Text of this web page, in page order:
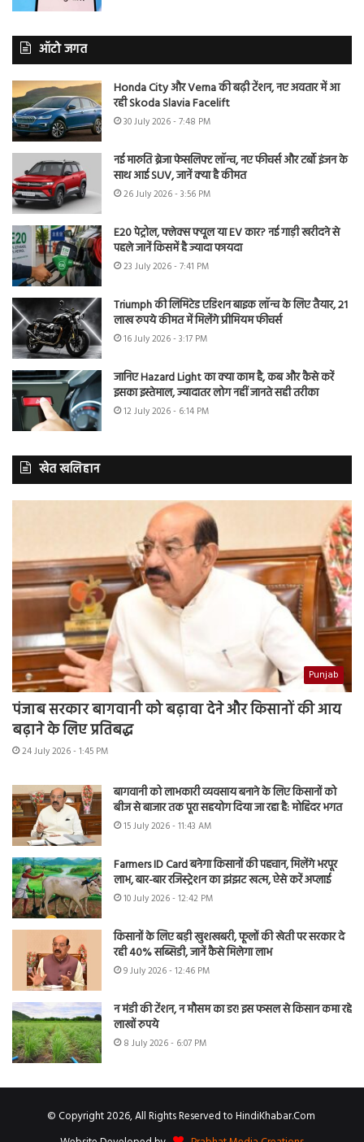
ऑटो जगत
Honda City और Verna की बढ़ी टेंशन, नए अवतार में आ
रही Skoda Slavia Facelift
30 July 2026 - 7:48 PM
नई मारुति ब्रेजा फेसलिफ्ट लॉन्च, नए फीचर्स और टर्बो इंजन के
साथ आई SUV, जानें क्या है कीमत
26 July 2026 - 3:56 PM
E20 पेट्रोल, फ्लेक्स फ्यूल या EV कार? नई गाड़ी खरीदने से
पहले जानें किसमें है ज्यादा फायदा
23 July 2026 - 7:41 PM
Triumph की लिमिटेड एडिशन बाइक लॉन्च के लिए तैयार, 21
लाख रुपये कीमत में मिलेंगे प्रीमियम फीचर्स
16 July 2026 - 3:17 PM
जानिए Hazard Light का क्या काम है, कब और कैसे करें
इसका इस्तेमाल, ज्यादातर लोग नहीं जानते सही तरीका
12 July 2026 - 6:14 PM
खेत खलिहान
Punjab
पंजाब सरकार बागवानी को बढ़ावा देने और किसानों की आय
बढ़ाने के लिए प्रतिबद्ध
24 July 2026 - 1:45 PM
बागवानी को लाभकारी व्यवसाय बनाने के लिए किसानों को
बीज से बाजार तक पूरा सहयोग दिया जा रहा है: मोहिंदर भगत
15 July 2026 - 11:43 AM
Farmers ID Card बनेगा किसानों की पहचान, मिलेंगे भरपूर
लाभ, बार-बार रजिस्ट्रेशन का झंझट खत्म, ऐसे करें अप्लाई
10 July 2026 - 12:42 PM
किसानों के लिए बड़ी खुशखबरी, फूलों की खेती पर सरकार दे
रही 40% सब्सिडी, जानें कैसे मिलेगा लाभ
9 July 2026 - 12:46 PM
न मंडी की टेंशन, न मौसम का डर! इस फसल से किसान कमा रहे
लाखों रुपये
8 July 2026 - 6:07 PM
© Copyright 2026, All Rights Reserved to HindiKhabar.Com